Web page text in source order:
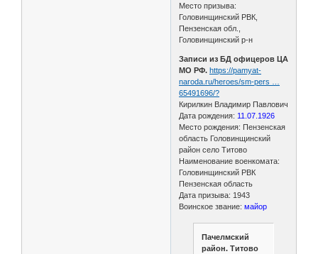
Место призыва:
Головинщинский РВК,
Пензенская обл.,
Головинщинский р-н
Записи из БД офицеров ЦА
МО РФ. https://pamyat-
naroda.ru/heroes/sm-pers …
65491696/?
Кирилкин Владимир Павлович
Дата рождения: 11.07.1926
Место рождения: Пензенская
область Головинщинский
район село Титово
Наименование военкомата:
Головинщинский РВК
Пензенская область
Дата призыва: 1943
Воинское звание:майор
Пачелмский
район. Титово